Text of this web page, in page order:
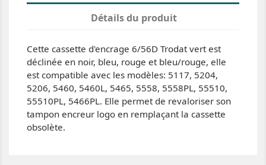
Détails du produit
Cette cassette d'encrage 6/56D Trodat vert est
déclinée en noir, bleu, rouge et bleu/rouge, elle
est compatible avec les modèles: 5117, 5204,
5206, 5460, 5460L, 5465, 5558, 5558PL, 55510,
55510PL, 5466PL. Elle permet de revaloriser son
tampon encreur logo en remplaçant la cassette
obsolète.